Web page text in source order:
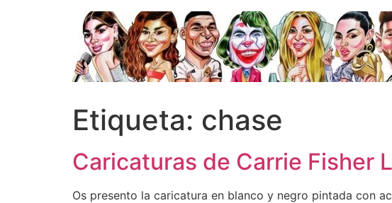
Etiqueta: chase
Caricaturas de Carrie Fisher
Os presento la caricatura en blanco y negro pintada con